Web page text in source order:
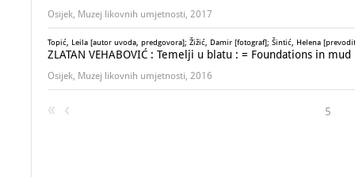
Osijek, Muzej likovnih umjetnosti, 2017
Topić, Leila [autor uvoda, predgovora]; Žižić, Damir [fotograf]; Šintić, Helena
ZLATAN VEHABOVIĆ : Temelji u blatu : = Foundations in mud
Osijek, Muzej likovnih umjetnosti, 2016
5